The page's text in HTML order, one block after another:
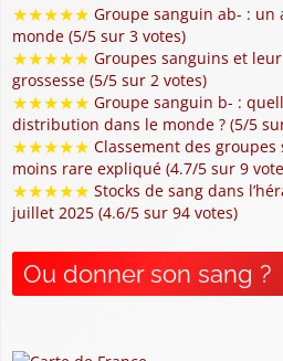
★★★★★ Groupe sanguin ab- :
monde (5/5 sur 3 votes)
★★★★★ Groupes sanguins et
grossesse (5/5 sur 2 votes)
★★★★★ Groupe sanguin b- :
distribution dans le monde ? (5/5
★★★★★ Classement des
moins rare expliqué (4.7/5 sur 9
★★★★★ Stocks de sang dans
juillet 2025 (4.6/5 sur 94 votes)
Ou donner son sang ?